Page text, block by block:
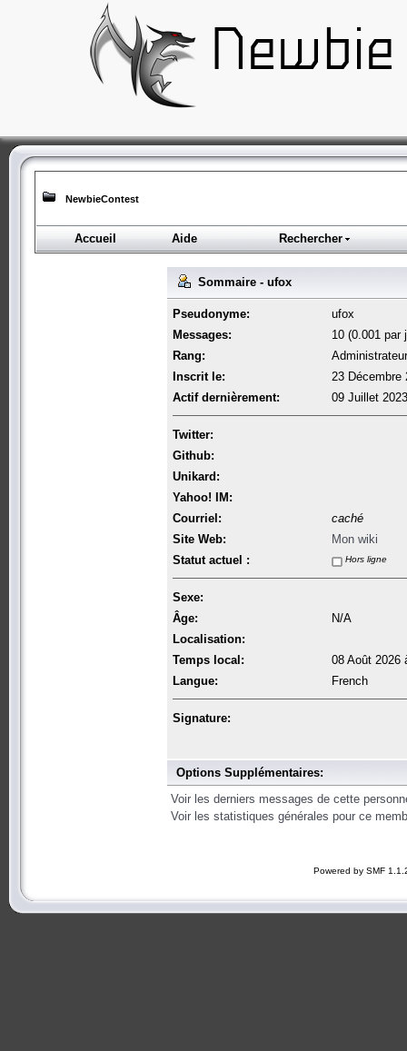
NewbieContest
Accueil Aide Rechercher
Sommaire - ufox
Pseudonyme:
ufox
Messages:
10 (0.001 par
Rang:
Administrateur
Inscrit le:
23 Décembre
Actif dernièrement:
09 Juillet
Twitter:
Github:
Unikard:
Yahoo! IM:
Courriel:
caché
Site Web:
Mon wiki
Statut actuel :
Hors ligne
Sexe:
Âge:
N/A
Localisation:
Temps local:
08 Août 2026
Langue:
French
Signature:
Options Supplémentaires:
Voir les derniers messages de cette
Voir les statistiques générales pour ce
Powered by SMF